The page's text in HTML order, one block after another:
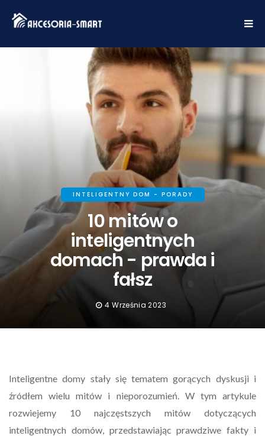
INTELIGENTNY DOM - PORADY
10 mitów o
inteligentnych
domach - prawda i
fałsz
4 Września 2023
Inteligentne domy stały się tematem gorących dyskusji i
źródłem wielu mitów i nieporozumień. W tym artykule
rozwiejemy 10 najczęstszych mitów dotyczących
inteligentnych domów, przedstawiając prawdziwe fakty i